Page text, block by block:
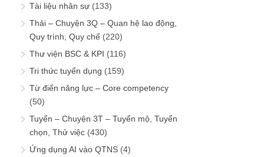
Tài liệu nhân sự (133)
Thải – Chuyện 3Q – Quan hệ lao động,
Quy trình, Quy chế (220)
Thư viện BSC & KPI (116)
Tri thức tuyển dụng (159)
Từ điển năng lực – Core competency
(50)
Tuyển – Chuyện 3T – Tuyển mộ, Tuyển
chọn, Thử việc (430)
Ứng dụng AI vào QTNS (4)